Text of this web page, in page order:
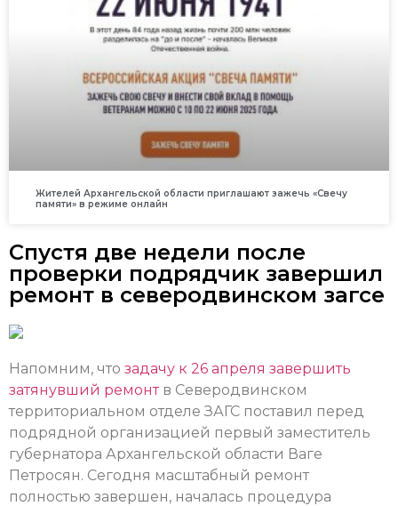
Жителей Архангельской области приглашают зажечь «Свечу
памяти» в режиме онлайн
Спустя две недели после
проверки подрядчик завершил
ремонт в северодвинском загсе
Напомним, что задачу к 26 апреля завершить
затянувший ремонтв Северодвинском
территориальном отделе ЗАГС поставил перед
подрядной организацией первый заместитель
губернатора Архангельской области Ваге
Петросян. Сегодня масштабный ремонт
полностью завершен, началась процедура